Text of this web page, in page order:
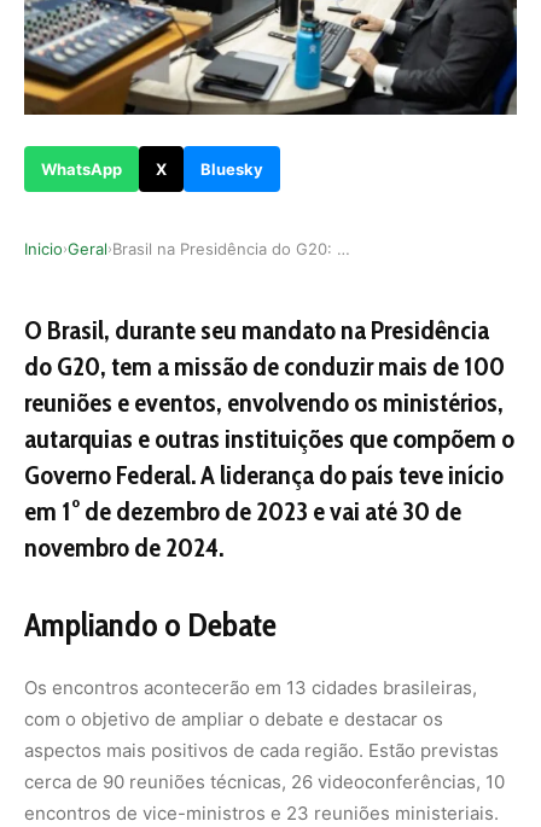
WhatsApp X Bluesky
Inicio›Geral› Brasil na Presidência do G20: Uma Jornada de Li…
O Brasil, durante seu mandato na Presidência
do G20, tem a missão de conduzir mais de 100
reuniões e eventos, envolvendo os ministérios,
autarquias e outras instituições que compõem o
Governo Federal. A liderança do país teve início
em 1° de dezembro de 2023 e vai até 30 de
novembro de 2024.
Ampliando o Debate
Os encontros acontecerão em 13 cidades brasileiras,
com o objetivo de ampliar o debate e destacar os
aspectos mais positivos de cada região. Estão previstas
cerca de 90 reuniões técnicas, 26 videoconferências, 10
encontros de vice-ministros e 23 reuniões ministeriais.